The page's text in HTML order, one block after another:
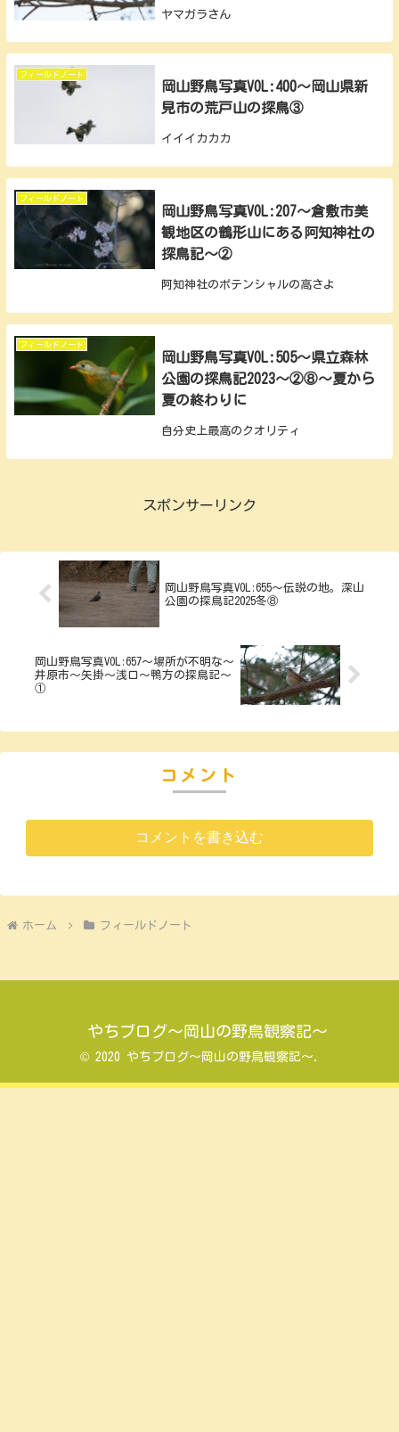
ヤマガラさん
フィールドノート
岡山野鳥写真VOL:400～岡山県新
見市の荒戸山の探鳥③
イイイカカカ
フィールドノート
岡山野鳥写真VOL:207～倉敷市美
観地区の鶴形山にある阿知神社の
探鳥記～②
阿知神社のポテンシャルの高さよ
フィールドノート
岡山野鳥写真VOL:505～県立森林
公園の探鳥記2023～②⑧～夏から
夏の終わりに
自分史上最高のクオリティ
スポンサーリンク
岡山野鳥写真VOL:655～伝説の地。深山
公園の探鳥記2025冬⑧
岡山野鳥写真VOL:657～場所が不明な～
井原市～矢掛～浅口～鴨方の探鳥記～
①
コメント
コメントを書き込む
ホーム フィールドノート
やちブログ～岡山の野鳥観察記～
© 2020 やちブログ～岡山の野鳥観察記～.